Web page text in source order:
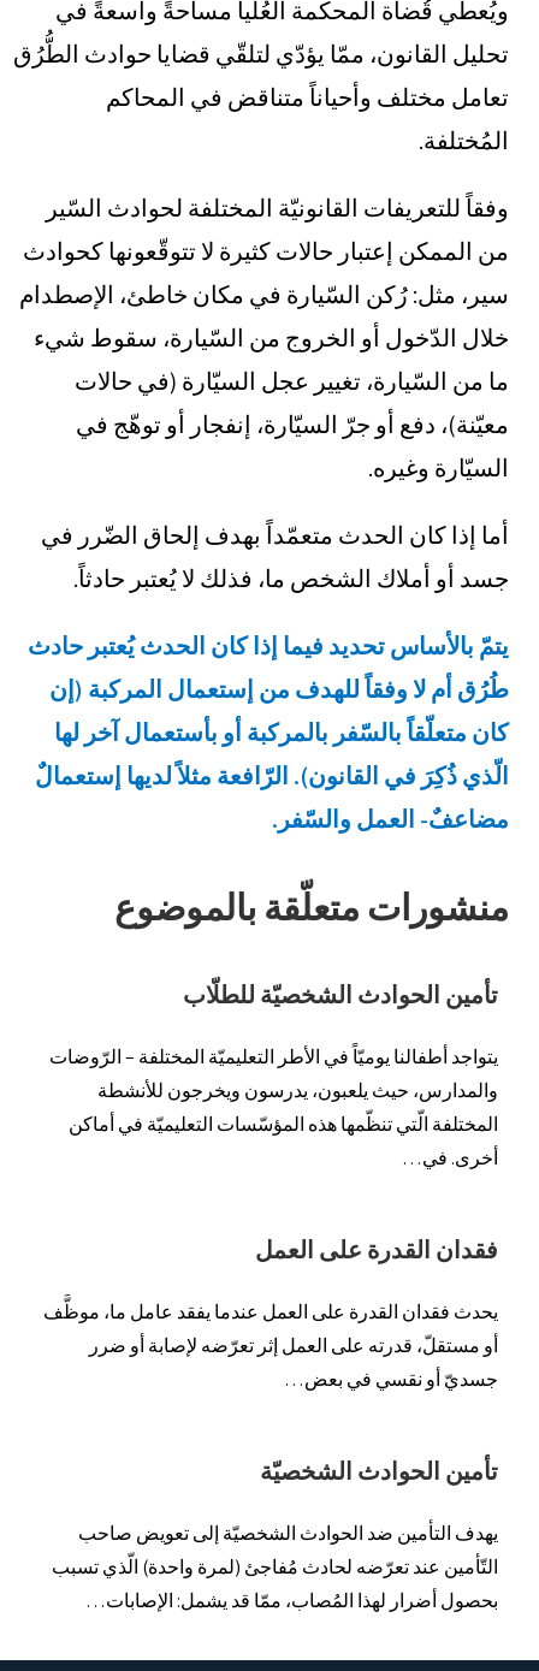
ويُعطي قُضاة المحكمة العُليا مساحةً واسعةً في
تحليل القانون، ممّا يؤدّي لتلقّي قضايا حوادث الطُّرُق
تعامل مختلف وأحياناً متناقض في المحاكم
المُختلفة.
وفقاً للتعريفات القانونيّة المختلفة لحوادث السّير
من الممكن إعتبار حالات كثيرة لا تتوقّعونها كحوادث
سير، مثل: رُكن السّيارة في مكان خاطئ، الإصطدام
خلال الدّخول أو الخروج من السّيارة، سقوط شيء
ما من السّيارة، تغيير عجل السيّارة (في حالات
معيّنة)، دفع أو جرّ السيّارة، إنفجار أو توهّج في
السيّارة وغيره.
أما إذا كان الحدث متعمّداً بهدف إلحاق الضّرر في
جسد أو أملاك الشخص ما، فذلك لا يُعتبر حادثاً.
يتمّ بالأساس تحديد فيما إذا كان الحدث يُعتبر حادث
طُرُق أم لا وفقاً للهدف من إستعمال المركبة (إن
كان متعلّقاً بالسّفر بالمركبة أو بأستعمال آخر لها
الّذي ذُكِرَ في القانون). الرّافعة مثلاً لديها إستعمالٌ
مضاعفٌ- العمل والسّفر.
منشورات متعلّقة بالموضوع
تأمين الحوادث الشخصيّة للطلّاب
يتواجد أطفالنا يوميّاً في الأطر التعليميّة المختلفة – الرّوضات
والمدارس، حيث يلعبون، يدرسون ويخرجون للأنشطة
المختلفة الّتي تنظّمها هذه المؤسّسات التعليميّة في أماكن
أخرى. في…
فقدان القدرة على العمل
يحدث فقدان القدرة على العمل عندما يفقد عامل ما، موظَّف
أو مستقلّ، قدرته على العمل إثر تعرّضه لإصابة أو ضرر
جسديّ أو نقسي في بعض…
تأمين الحوادث الشخصيّة
يهدف التأمين ضد الحوادث الشخصيّة إلى تعويض صاحب
التّأمين عند تعرّضه لحادث مُفاجئ (لمرة ​​واحدة) الّذي تسبب
بحصول أضرار لهذا المُصاب، ممّا قد يشمل: الإصابات…